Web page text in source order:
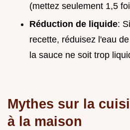
(mettez seulement 1,5
Réduction de liquide:
recette, réduisez l'eau
la sauce ne soit trop
Mythes sur la
à la maison